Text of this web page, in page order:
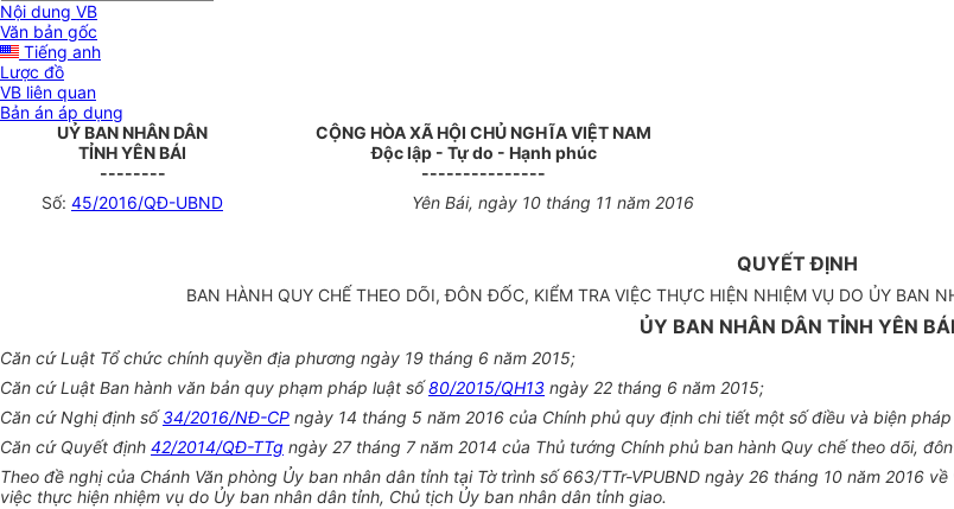
Nội dung VB
Văn bản gốc
Tiếng anh
Lược đồ
VB liên quan
Bản án áp dụng
UỶ BAN NHÂN DÂN
TỈNH YÊN BÁI
--------
CỘNG HÒA XÃ HỘI CHỦ NGHĨA VIỆT NAM
Độc lập - Tự do - Hạnh phúc
---------------
Số: 45/2016/QĐ-UBND Yên Bái, ngày 10 tháng 11 năm 2016
QUYẾT ĐỊNH
BAN HÀNH QUY CHẾ THEO DÕI, ĐÔN ĐỐC, KIỂM TRA VIỆC THỰC HIỆN NHIỆM VỤ DO ỦY BAN
ỦY BAN NHÂN DÂN TỈNH YÊN BÁI
Căn cứ Luật Tổ chức chính quyền địa phương ngày 19 tháng 6 năm 2015;
Căn cứ Luật Ban hành văn bản quy phạm pháp luật số80/2015/QH13 ngày 22 tháng 6 năm 2015;
Căn cứ Nghị định số34/2016/NĐ-CP ngày 14 tháng 5 năm 2016 của Chính phủ quy định chi tiết một số điều và biện
Căn cứ Quyết định 42/2014/QĐ-TTg ngày 27 tháng 7 năm 2014 của Thủ tướng Chính phủ ban hành Quy chế theo dõi,
Theo đề nghị của Chánh Văn phòng Ủy ban nhân dân tỉnh tại Tờ trình số 663/TTr-VPUBND ngày 26 tháng 10 năm 2016
việc thực hiện nhiệm vụ do Ủy ban nhân dân tỉnh, Chủ tịch Ủy ban nhân dân tỉnh giao.